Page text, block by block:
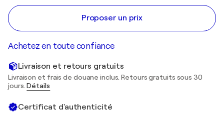
Proposer un prix
Achetez en toute confiance
Livraison et retours gratuits
Livraison et frais de douane inclus. Retours gratuits sous 30
jours.Détails
Certificat d'authenticité